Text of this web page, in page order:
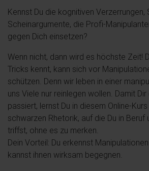
Kennst Du die kognitiven Verzerrungen,
Scheinargumente, die Profi-
gegen Dich einsetzen?
Wenn nicht, dann wird es höchste Zeit!
Tricks kennt, kann sich vor
schützen. Denn wir leben in einer
uns Viele nur reinlegen wollen. Damit
passiert, lernst Du in diesem Online-
schwarzen Rhetorik, auf die Du in Beruf
triffst, ohne es zu merken.
Dein Vorteil: Du erkennst
kannst ihnen wirksam begegnen.